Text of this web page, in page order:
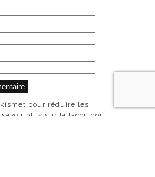
pour réduire les
savoir plus sur la façon dont